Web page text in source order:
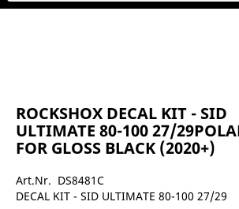
ROCKSHOX DECAL KIT - SID
ULTIMATE 80-100 27/
FOR GLOSS BLACK (2020+)
Art.Nr. DS8481C
DECAL KIT - SID ULTIMATE 80-100 27/29